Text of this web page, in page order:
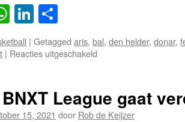
WhatsApp
LinkedIn
| Getagged aris, bal, den helder, donar,
| Reacties uitgeschakeld
6
t/m
League gaat
15, 2021 door Rob de Keijzer